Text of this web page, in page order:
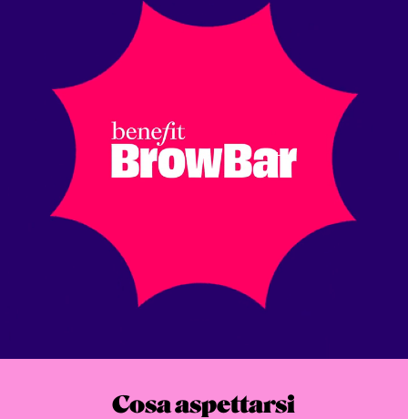
Cosa aspettarsi